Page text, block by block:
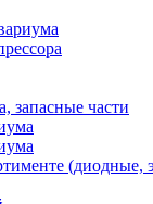
запасные части
(диодные,